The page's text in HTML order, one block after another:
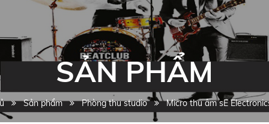
SẢN PHẨM
Sản phẩm Phòng thu studio Micro thu âm sE